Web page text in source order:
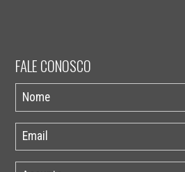
FALE CONOSCO